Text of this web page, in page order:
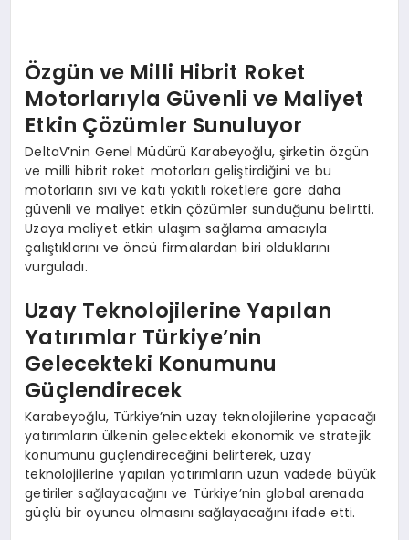
Özgün ve Milli Hibrit Roket
Motorlarıyla Güvenli ve Maliyet
Etkin Çözümler Sunuluyor
DeltaV’nin Genel Müdürü Karabeyoğlu, şirketin özgün
ve milli hibrit roket motorları geliştirdiğini ve bu
motorların sıvı ve katı yakıtlı roketlere göre daha
güvenli ve maliyet etkin çözümler sunduğunu belirtti.
Uzaya maliyet etkin ulaşım sağlama amacıyla
çalıştıklarını ve öncü firmalardan biri olduklarını
vurguladı.
Uzay Teknolojilerine Yapılan
Yatırımlar Türkiye’nin
Gelecekteki Konumunu
Güçlendirecek
Karabeyoğlu, Türkiye’nin uzay teknolojilerine yapacağı
yatırımların ülkenin gelecekteki ekonomik ve stratejik
konumunu güçlendireceğini belirterek, uzay
teknolojilerine yapılan yatırımların uzun vadede büyük
getiriler sağlayacağını ve Türkiye’nin global arenada
güçlü bir oyuncu olmasını sağlayacağını ifade etti.